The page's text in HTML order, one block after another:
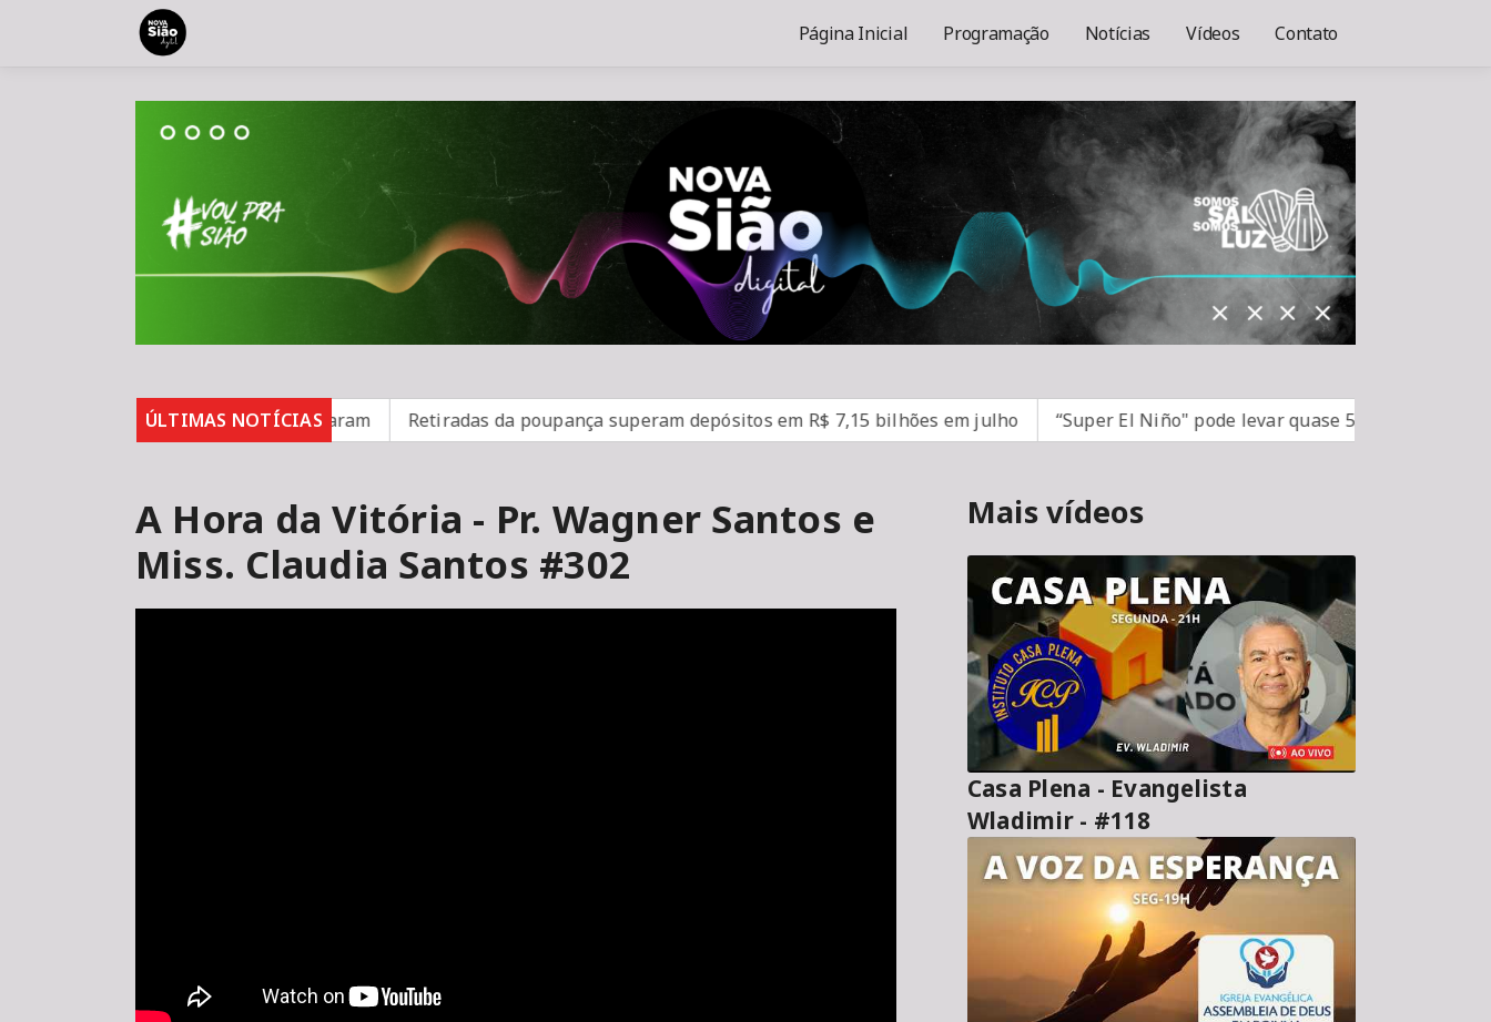
Página Inicial Programação Notícias Vídeos Contato
ÚLTIMAS NOTÍCIAS
de sarampo; 16 não se vacinaram Retiradas da poupança superam depósitos em R$ 7,15 bilhões em julho “Super El Niño" pode levar quase 50 milhões de
A Hora da Vitória - Pr. Wagner Santos e
Miss. Claudia Santos #302
Mais vídeos
Casa Plena - Evangelista
Wladimir - #118